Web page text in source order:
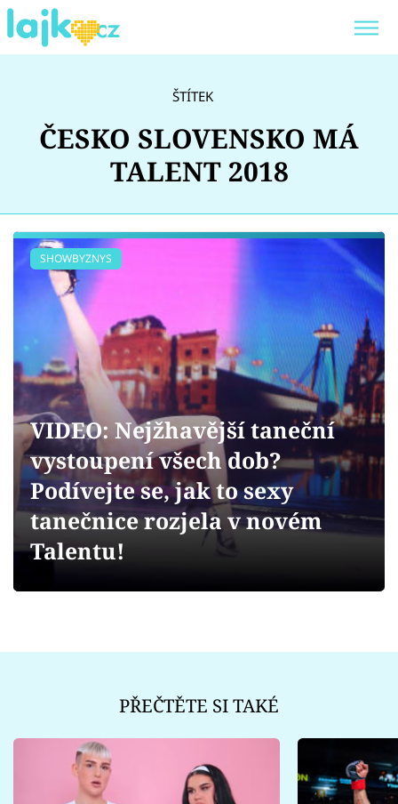
Showbyznys
Youtubeři
Virály
Sex a vztahy
Videa
Sledujte prima+
Přihlášení
ŠTÍTEK
ČESKO SLOVENSKO MÁ
TALENT 2018
SHOWBYZNYS
VIDEO: Nejžhavější taneční
vystoupení všech dob?
Podívejte se, jak to sexy
tanečnice rozjela v novém
Talentu!
PŘEČTĚTE SI TAKÉ